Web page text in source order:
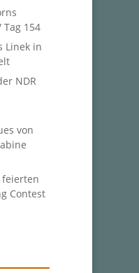
154
Linek in
NDR
von
Contest